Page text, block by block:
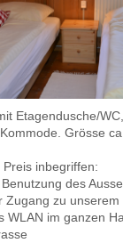
Etagendusche/
Grösse
inbegriffen:
des
Zugang zu unserem
WLAN im ganzen